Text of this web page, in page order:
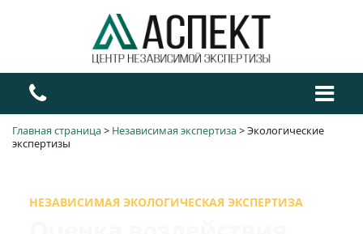
Главная страница> Независимая экспертиза>Экологические
экспертизы
НЕЗАВИСИМАЯ ЭКОЛОГИЧЕСКАЯ ЭКСПЕРТИЗА